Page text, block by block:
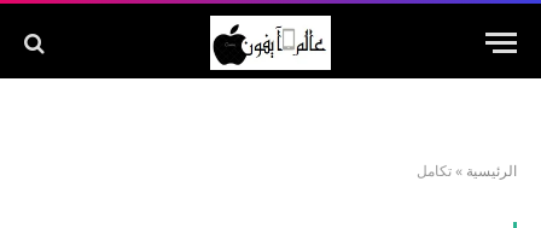
الرئيسية »تكامل